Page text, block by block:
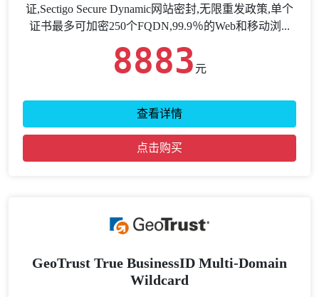
证,Sectigo Secure Dynamic网站密封,无限重发政策,单个
证书最多可加密250个FQDN,99.9％的Web和移动浏...
8883 元
查看详情
点击购买
GeoTrust True BusinessID Multi-Domain
Wildcard